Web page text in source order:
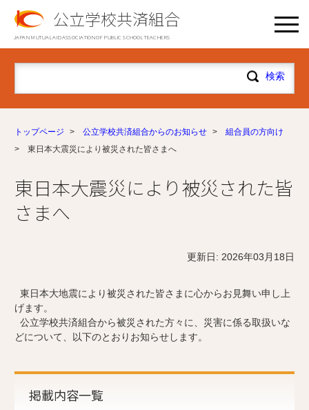
公立学校共済組合
JAPAN MUTUAL AID ASSOCIATION OF PUBLIC SCHOOL TEACHERS
トップページ > 公立学校共済組合からのお知らせ >
組合員の方向け
>
東日本大震災により被災された皆さまへ
東日本大震災により被災された皆
さまへ
更新日: 2026年03月18日
東日本大地震により被災された皆さまに心からお見舞い申し上
げます。
公立学校共済組合から被災された方々に、災害に係る取扱いな
どについて、以下のとおりお知らせします。
掲載内容一覧